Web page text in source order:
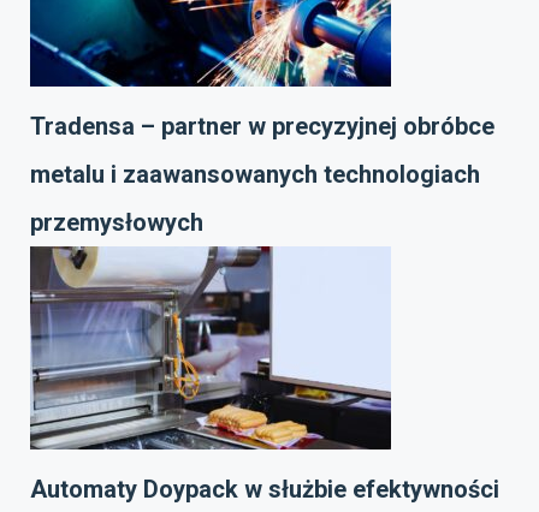
Tradensa – partner w precyzyjnej obróbce
metalu i zaawansowanych technologiach
przemysłowych
Automaty Doypack w służbie efektywności